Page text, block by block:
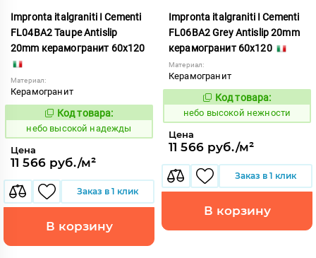
Impronta italgraniti I Cementi
FL04BA2 Taupe Antislip
20mm керамогранит 60x120
Материал:
Керамогранит
1111432
Код товара:
небо высокой надежды
Цена
11 566 руб./м²
Заказ в 1 клик
В корзину
Impronta italgraniti I Cementi
FL06BA2 Grey Antislip 20mm
керамогранит 60x120
Материал:
Керамогранит
1111433
Код товара:
небо высокой нежности
Цена
11 566 руб./м²
Заказ в 1 клик
В корзину